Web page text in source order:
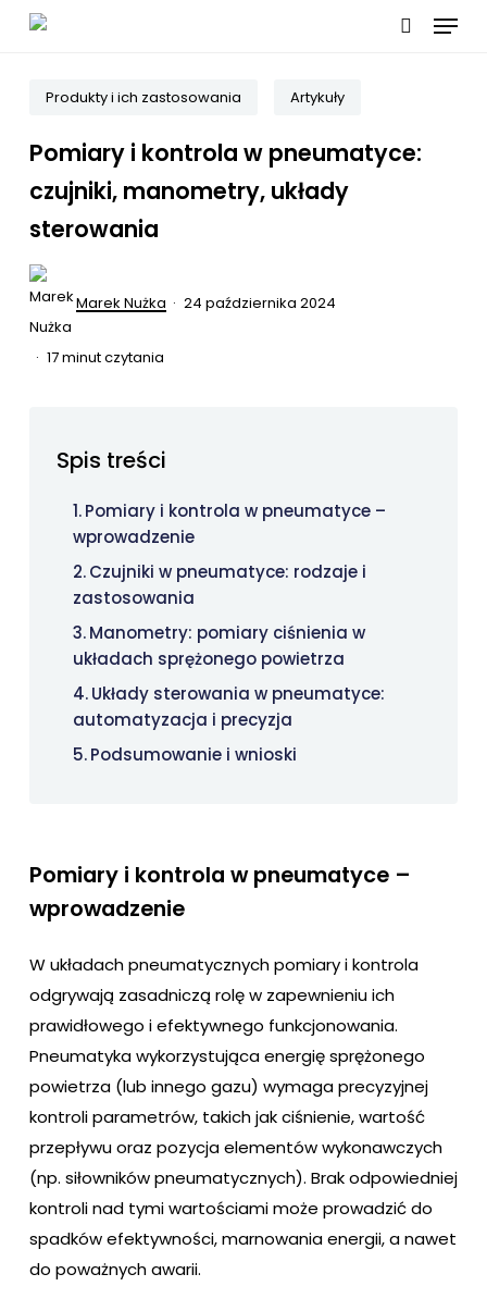
Skip
content
Menu
Produkty i ich zastosowania Artykuły
Pomiary i kontrola w pneumatyce:
czujniki, manometry, układy
sterowania
Marek Nużka 24 października 2024
17 minut czytania
Spis treści
Pomiary i kontrola w pneumatyce –
wprowadzenie
Czujniki w pneumatyce: rodzaje i
zastosowania
Manometry: pomiary ciśnienia w
układach sprężonego powietrza
Układy sterowania w pneumatyce:
automatyzacja i precyzja
Podsumowanie i wnioski
Pomiary i kontrola w pneumatyce –
wprowadzenie
W układach pneumatycznych pomiary i kontrola
odgrywają zasadniczą rolę w zapewnieniu ich
prawidłowego i efektywnego funkcjonowania.
Pneumatyka wykorzystująca energię sprężonego
powietrza (lub innego gazu) wymaga precyzyjnej
kontroli parametrów, takich jak ciśnienie, wartość
przepływu oraz pozycja elementów wykonawczych
(np. siłowników pneumatycznych). Brak odpowiedniej
kontroli nad tymi wartościami może prowadzić do
spadków efektywności, marnowania energii, a nawet
do poważnych awarii.